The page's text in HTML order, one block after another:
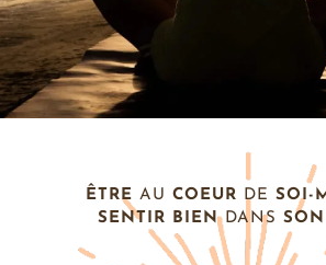
ÊTRE AU COEUR DE SOI-
SENTIR BIENDANS SON